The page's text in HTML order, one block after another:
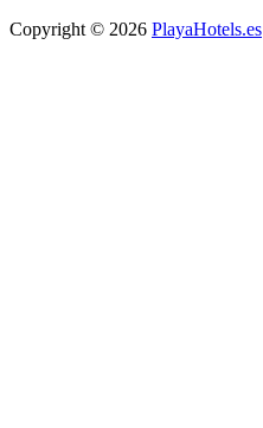
Copyright © 2026 PlayaHotels.es